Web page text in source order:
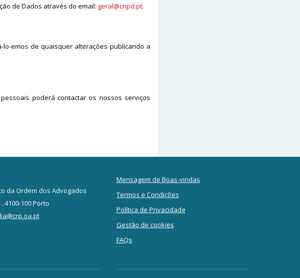
de Dados através do email: geral@cnpd.pt.
lo-emos de quaisquer alterações publicando a
poderá contactar os nossos serviços
da Ordem dos Advogados
4100-100 Porto
Mensagem de Boas-vindas
Termos e Condições
Política de Privacidade
Gestão de cookies
FAQs